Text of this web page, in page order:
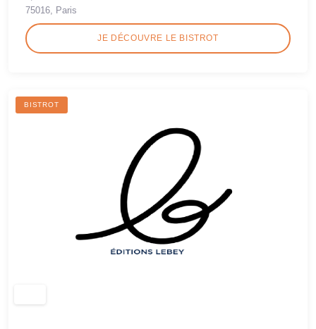
75016, Paris
JE DÉCOUVRE LE BISTROT
BISTROT